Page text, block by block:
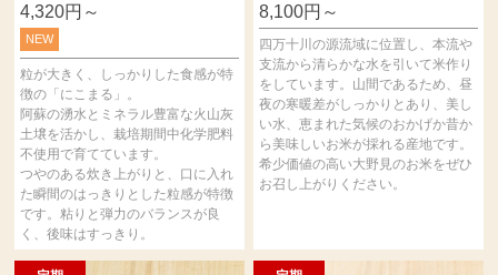
4,320円～
NEW
粒が大きく、しっかりした食感が特
徴の「にこまる」。
阿蘇の湧水とミネラル豊富な火山灰
土壌を活かし、栽培期間中化学肥料
不使用で育てています。
つやのある炊き上がりと、口に入れ
た瞬間のはっきりとした粒感が特徴
です。粘りと弾力のバランスが良
く、後味はすっきり。
8,100円～
四万十川の源流域に位置し、本流や
支流から清らかな水を引いて米作り
をしています。山間であるため、昼
夜の寒暖差がしっかりとあり、美し
い水、恵まれた気候のおかげか昔か
ら美味しいお米が採れる産地です。
希少価値の高い大野見のお米をぜひ
お召し上がりください。